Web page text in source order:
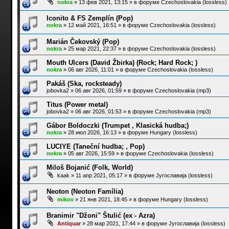
nokra» 13 фев 2021, 13:15» в форуме Czechoslovakia (lossless)
Iconito & FS Zemplín (Pop)
nokra» 12 май 2021, 16:51 » в форуме Czechoslovakia (lossless)
Marián Čekovský (Pop)
nokra» 25 мар 2021, 22:37» в форуме Czechoslovakia (lossless)
Mouth Ulcers (David Žbirka) (Rock; Hard Rock; )
nokra» 06 авг 2026, 11:01 » в форуме Czechoslovakia (lossless)
Pakáš (Ska, rocksteady)
jobovka2» 06 авг 2026, 01:59» в форуме Czechoslovakia (mp3)
Titus (Power metal)
jobovka2» 06 авг 2026, 01:53» в форуме Czechoslovakia (mp3)
Gábor Boldoczki (Trumpet , Klasická hudba;)
nokra» 28 июл 2026, 16:13» в форуме Hungary (lossless)
LUCIYE (Taneční hudba; , Pop)
nokra» 05 авг 2026, 15:59» в форуме Czechoslovakia (lossless)
Miloš Bojanić (Folk, World)
kaak » 11 апр 2021, 05:17» в форуме Југославија (lossless)
Neoton (Neoton Família)
mikov» 21 янв 2021, 18:45» в форуме Hungary (lossless)
Branimir "Džoni" Štulić (ex - Azra)
Antiquar» 28 мар 2021, 17:44» в форуме Југославија (lossless)